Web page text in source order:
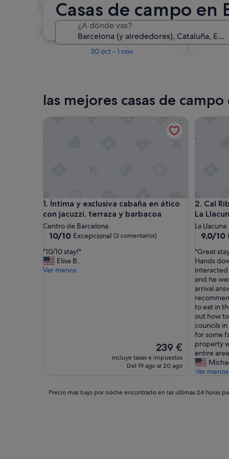
Casas de campo en
¿A dónde vas?
En dos semanas
21 ago - 23 ago
Dentro de tres meses
30 oct - 1 nov
las mejores casas de campo
1. Íntima y exclusiva cabaña en ático
con jacuzzi, terraza y barbacoa
Íntima y exclusiva cabaña en ático con jacuzzi,
Centro de Barcelona
10.0
10,
Excepcional,
(2 comentarios)
10/10 Excepcional (2 comentarios)
"
1
0
"10/10 stay!"
Elise B.
Ver menos
El
precio
actual
239 €
239 €
incluye tasas e impuestos
Del 19 ago al 20 ago
2. Cal
La
Cal
La Llacuna
9.0
10,
(2
9,0/10
"
G
r
e
a
t
s
t
a
y
!
R
o
g
r
"Great
Hands
and he
arrival
to eat in
out how
councils
for some
property
entire
Ver menos
Cal
Precio
las
Precio más bajo por noche encontrado en las últimas 24 horas